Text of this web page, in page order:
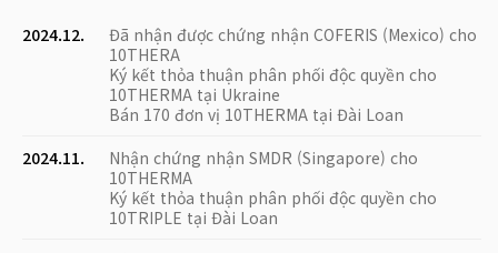
2024.12.
Đã nhận được chứng nhận COFERIS (Mexico) cho
10THERA
Ký kết thỏa thuận phân phối độc quyền cho
10THERMA tại Ukraine
Bán 170 đơn vị 10THERMA tại Đài Loan
2024.11.
Nhận chứng nhận SMDR (Singapore) cho
10THERMA
Ký kết thỏa thuận phân phối độc quyền cho
10TRIPLE tại Đài Loan